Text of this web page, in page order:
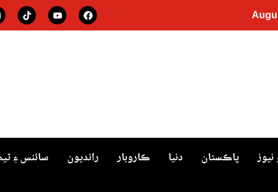
سائنس ۽ رانديون ڪاروبار دنيا پاڪستان